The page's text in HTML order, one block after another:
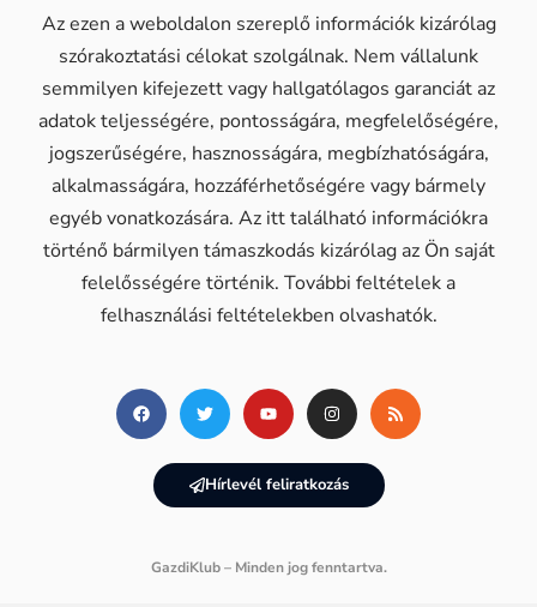
Az ezen a weboldalon szereplő információk kizárólag
szórakoztatási célokat szolgálnak. Nem vállalunk
semmilyen kifejezett vagy hallgatólagos garanciát az
adatok teljességére, pontosságára, megfelelőségére,
jogszerűségére, hasznosságára, megbízhatóságára,
alkalmasságára, hozzáférhetőségére vagy bármely
egyéb vonatkozására. Az itt található információkra
történő bármilyen támaszkodás kizárólag az Ön saját
felelősségére történik. További feltételek a
felhasználási feltételekben olvashatók.
Hírlevél feliratkozás
GazdiKlub – Minden jog fenntartva.